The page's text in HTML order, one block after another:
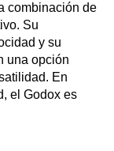
combinación de
Su
y su
una opción
En
el Godox es